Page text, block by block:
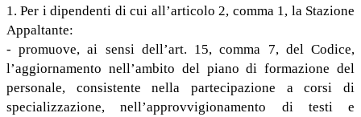
1. Per i dipendenti di cui all’articolo 2, comma 1, la Stazione
Appaltante:
- promuove, ai sensi dell’art. 15, comma 7, del Codice,
l’aggiornamento nell’ambito del piano di formazione del
personale, consistente nella partecipazione a corsi di
specializzazione, nell’approvvigionamento di testi e